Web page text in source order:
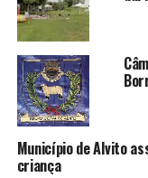
Município de Alvito
criança